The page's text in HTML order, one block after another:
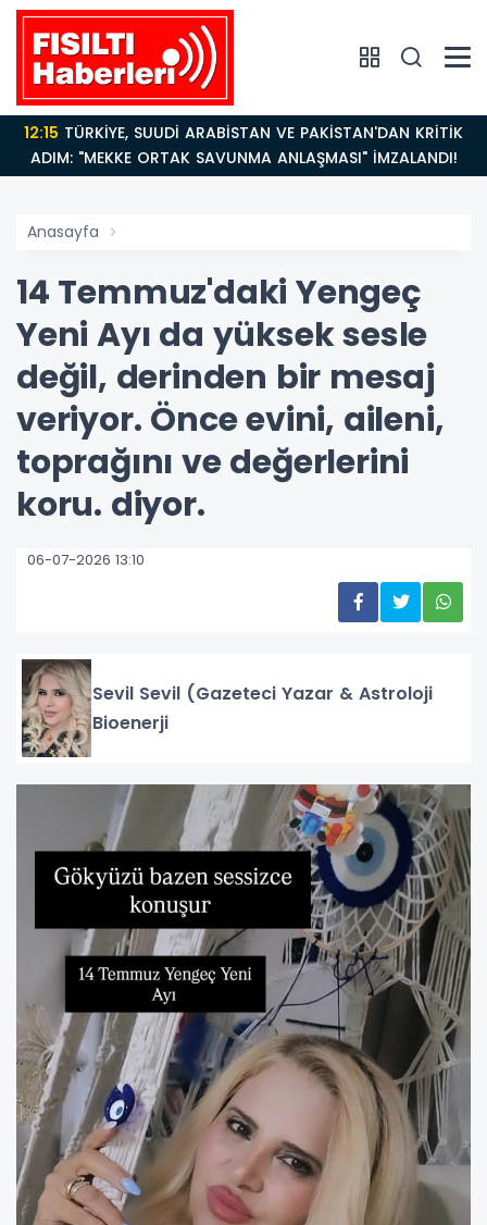
12:15
ADIM: "MEKKE ORTAK SAVUNMA ANLAŞMASI" İMZALANDI!
Anasayfa
14 Temmuz'daki Yengeç
Yeni Ayı da yüksek sesle
değil, derinden bir mesaj
veriyor. Önce evini, aileni,
toprağını ve değerlerini
koru. diyor.
06-07-2026 13:10
Sevil Sevil (Gazeteci Yazar & Astroloji
Bioenerji